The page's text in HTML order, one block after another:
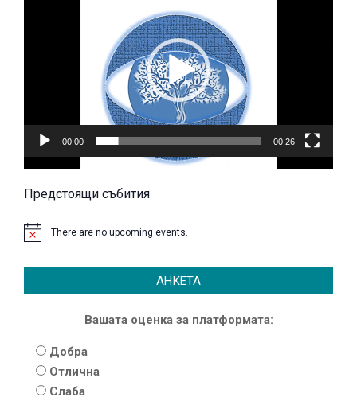
00:00 00:26
Предстоящи събития
There are no upcoming events.
АНКЕТА
Вашата оценка за платформата:
Добра
Отлична
Слаба